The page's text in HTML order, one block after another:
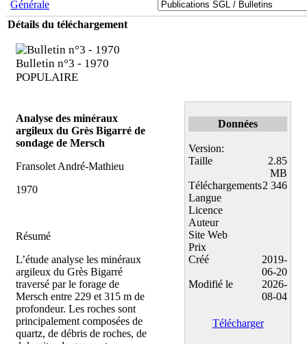
Générale
Détails du téléchargement
Bulletin n°3 - 1970
POPULAIRE
Analyse des minéraux
argileux du Grès Bigarré de
sondage de Mersch
Fransolet André-Mathieu
1970
Résumé
L’étude analyse les minéraux
argileux du Grès Bigarré
traversé par le forage de
Mersch entre 229 et 315 m de
profondeur. Les roches sont
principalement composées de
quartz, de débris de roches, de
Données
Version:
Taille
2.85
MB
Téléchargements2 346
Langue
Licence
Auteur
Site Web
Prix
Créé
2019-
06-20
Modifié le
2026-
08-04
Télécharger